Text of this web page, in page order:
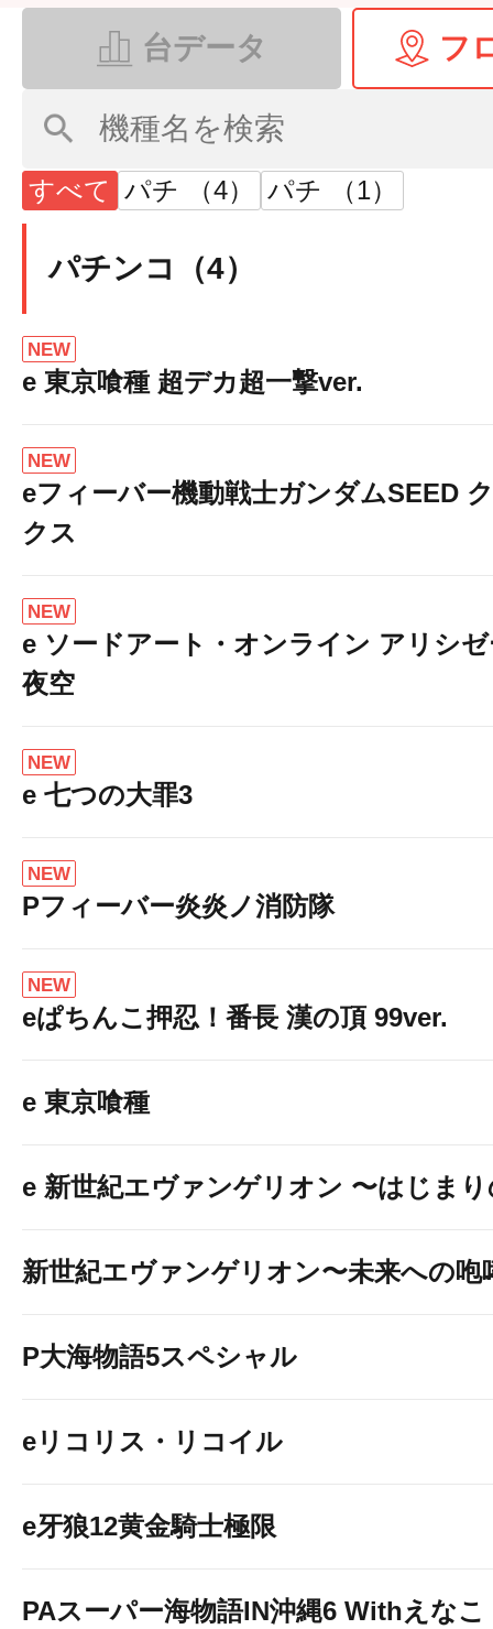
台データ フ
すべて パチ （4） パチ （1）
パチンコ（4）
NEW
e 東京喰種 超デカ超一撃ver.
NEW
eフィーバー機動戦士ガンダムSEED
クス
NEW
e ソードアート・オンライン アリシ
夜空
NEW
e 七つの大罪3
NEW
Pフィーバー炎炎ノ消防隊
NEW
eぱちんこ押忍！番長 漢の頂 99ver.
e 東京喰種
e 新世紀エヴァンゲリオン 〜はじま
新世紀エヴァンゲリオン〜未来への咆
P大海物語5スペシャル
eリコリス・リコイル
e牙狼12黄金騎士極限
PAスーパー海物語IN沖縄6 Withえなこ